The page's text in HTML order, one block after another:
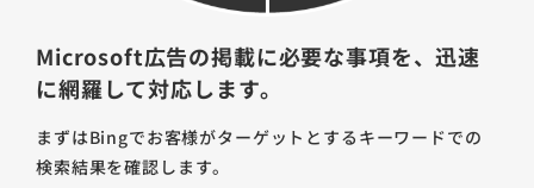
Microsoft広告の掲載に必要な事項を、迅速
に網羅して対応します。
まずはBingでお客様がターゲットとするキーワードでの
検索結果を確認します。